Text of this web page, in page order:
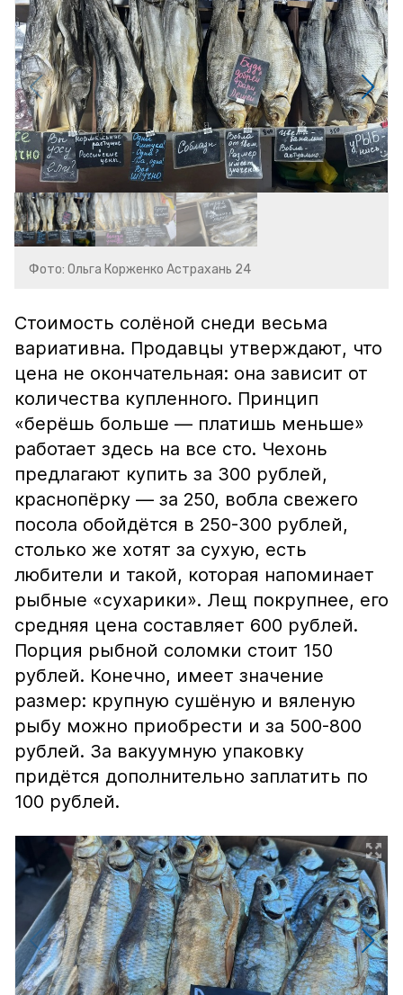
Фото: Ольга Корженко Астрахань 24
Стоимость солёной снеди весьма
вариативна. Продавцы утверждают, что
цена не окончательная: она зависит от
количества купленного. Принцип
«берёшь больше — платишь меньше»
работает здесь на все сто. Чехонь
предлагают купить за 300 рублей,
краснопёрку — за 250, вобла свежего
посола обойдётся в 250-300 рублей,
столько же хотят за сухую, есть
любители и такой, которая напоминает
рыбные «сухарики». Лещ покрупнее, его
средняя цена составляет 600 рублей.
Порция рыбной соломки стоит 150
рублей. Конечно, имеет значение
размер: крупную сушёную и вяленую
рыбу можно приобрести и за 500-800
рублей. За вакуумную упаковку
придётся дополнительно заплатить по
100 рублей.